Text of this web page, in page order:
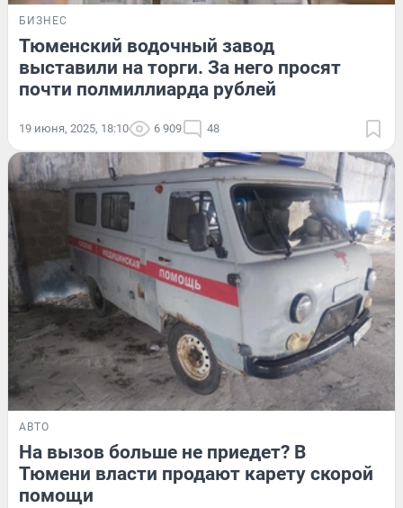
БИЗНЕС
Тюменский водочный завод
выставили на торги. За него просят
почти полмиллиарда рублей
19 июня, 2025, 18:10 6 909 48
АВТО
На вызов больше не приедет? В
Тюмени власти продают карету скорой
помощи